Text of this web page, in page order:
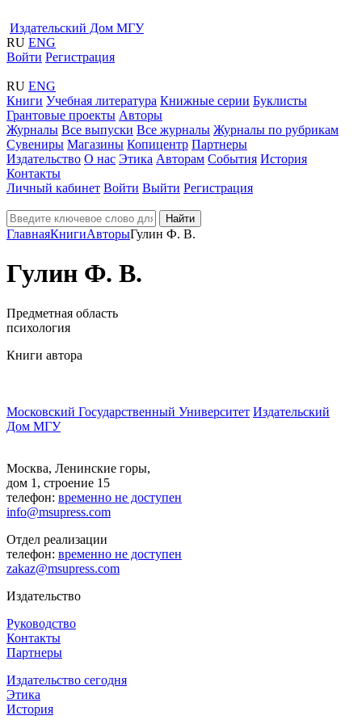
Издательский Дом МГУ
RU ENG
Войти Регистрация
RU ENG
Книги Учебная литература Книжные серии Буклисты
Грантовые проекты Авторы
Журналы Все выпуски Все журналы Журналы по рубрикам
Сувениры Магазины Копицентр Партнеры
Издательство О нас Этика Авторам События История
Контакты
Личный кабинет Войти Выйти Регистрация
Найти
ГлавнаяКнигиАвторыГулин Ф. В.
Гулин Ф. В.
Предметная область
психология
Книги автора
Московский Государственный Университет Издательский
Дом МГУ
Москва, Ленинские горы,
дом 1, строение 15
телефон: временно не доступен
info@msupress.com
Отдел реализации
телефон: временно не доступен
zakaz@msupress.com
Издательство
Руководство
Контакты
Партнеры
Издательство сегодня
Этика
История